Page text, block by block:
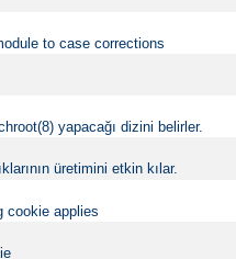
to case corrections
yapacağı dizini belirler.
üretimini etkin kılar.
cookie applies